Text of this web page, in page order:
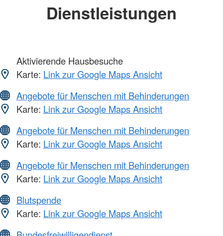
Dienstleistungen
Aktivierende Hausbesuche
Karte: Link zur Google Maps Ansicht
Angebote für Menschen mit Behinderungen
Karte: Link zur Google Maps Ansicht
Angebote für Menschen mit Behinderungen
Karte: Link zur Google Maps Ansicht
Angebote für Menschen mit Behinderungen
Karte: Link zur Google Maps Ansicht
Blutspende
Karte: Link zur Google Maps Ansicht